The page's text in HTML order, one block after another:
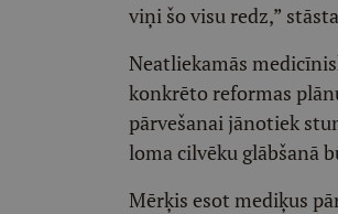
viņi šo visu redz,”
Neatliekamās
konkrēto reformas
pārvešanai jānotiek
loma cilvēku glābšanā
Mērķis esot mediķus